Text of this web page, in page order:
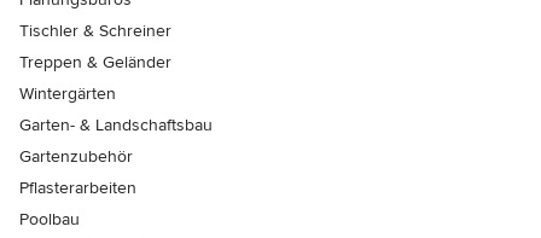
Tischler & Schreiner
Treppen & Geländer
Wintergärten
Garten- & Landschaftsbau
Gartenzubehör
Pflasterarbeiten
Poolbau